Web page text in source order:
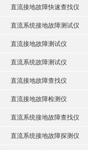
直流接地故障快速查找仪
直流系统接地故障测试仪
直流接地故障测试仪
直流系统故障测试仪
直流接地故障查找仪
直流接地故障检测仪
直流系统接地故障查找仪
直流系统接地故障探测仪